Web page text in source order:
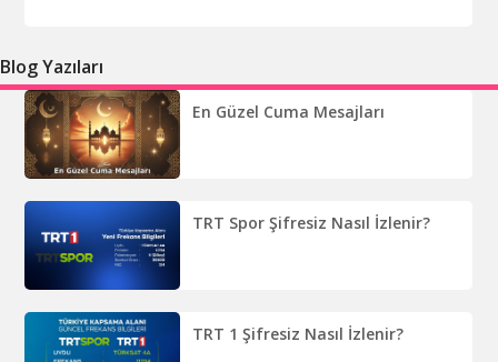
Blog Yazıları
En Güzel Cuma Mesajları
TRT Spor Şifresiz Nasıl İzlenir?
TRT 1 Şifresiz Nasıl İzlenir?